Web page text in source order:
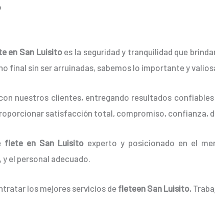
en San Luisitoes la seguridad y tranquilidad que
final sin ser arruinadas, sabemos lo importante y
nuestros clientes, entregando resultados
satisfacción total, compromiso, confianza,
flete en San Luisito experto y posicionado en el
el personal adecuado.
los mejores servicios defleteen San Luisito.